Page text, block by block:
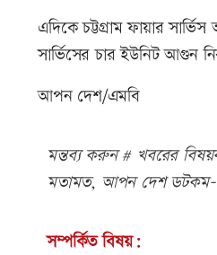
এদিকে চট্টগ্রাম ফায়ার
সার্ভিসের চার ইউনিট আগুন
আপন দেশ/এমবি
মন্তব্য করুন # খবরের
মতামত, আপন দেশ ডটকম-
সম্পর্কিত বিষয়: